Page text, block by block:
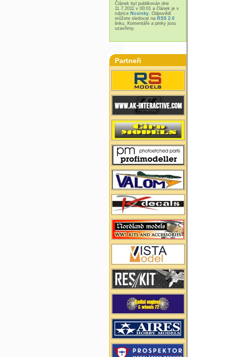
Článek byl publikován dne
11.7.2011 v 00:01 a článek je v
rubrice Novinky. Odpovědi
můžete sledovat na RSS 2.0
linku. Komentáře a pinky jsou
uzavřeny.
Partneři